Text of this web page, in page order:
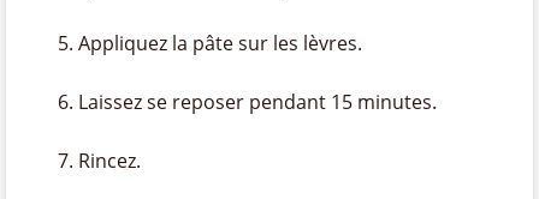
Appliquez la pâte sur les lèvres.
Laissez se reposer pendant 15 minutes.
Rincez.